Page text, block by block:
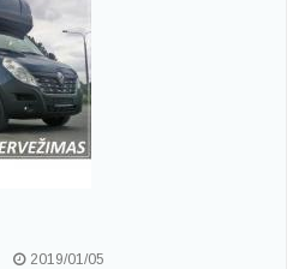
2019/01/05